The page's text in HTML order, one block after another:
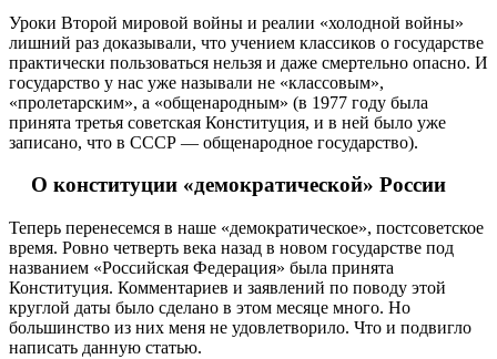
Уроки Второй мировой войны и реалии «холодной войны»
лишний раз доказывали, что учением классиков о государстве
практически пользоваться нельзя и даже смертельно опасно. И
государство у нас уже называли не «классовым»,
«пролетарским», а «общенародным» (в 1977 году была
принята третья советская Конституция, и в ней было уже
записано, что в СССР — общенародное государство).
О конституции «демократической» России
Теперь перенесемся в наше «демократическое», постсоветское
время. Ровно четверть века назад в новом государстве под
названием «Российская Федерация» была принята
Конституция. Комментариев и заявлений по поводу этой
круглой даты было сделано в этом месяце много. Но
большинство из них меня не удовлетворило. Что и подвигло
написать данную статью.